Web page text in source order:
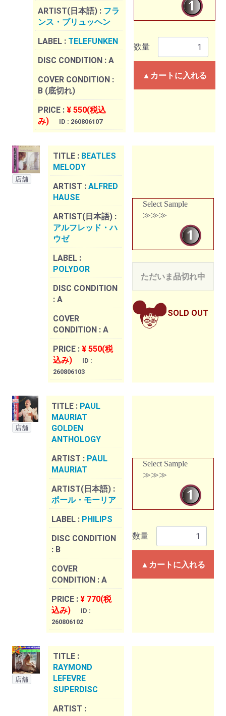
ARTIST(日本語) : フラ
ンス・ブリュッヘン
LABEL : TELEFUNKEN
DISC CONDITION : A
COVER CONDITION :
B (底切れ)
PRICE : ¥ 550(税込
み)
ID : 260806107
数量
▲カートに入れる
店舗
TITLE : BEATLES
MELODY
ARTIST : ALFRED
HAUSE
ARTIST(日本語) :
アルフレッド・ハ
ウゼ
LABEL :
POLYDOR
DISC CONDITION
: A
COVER
CONDITION : A
PRICE : ¥ 550(税
込み)
ID :
260806103
Select Sample
≫≫≫
ただいま品切れ中
SOLD OUT
店舗
TITLE : PAUL
MAURIAT
GOLDEN
ANTHOLOGY
ARTIST : PAUL
MAURIAT
ARTIST(日本語) :
ポール・モーリア
LABEL : PHILIPS
DISC CONDITION
: B
COVER
CONDITION : A
PRICE : ¥ 770(税
込み)
ID :
260806102
Select Sample
≫≫≫
数量
▲カートに入れる
店舗
TITLE :
RAYMOND
LEFEVRE
SUPERDISC
ARTIST :